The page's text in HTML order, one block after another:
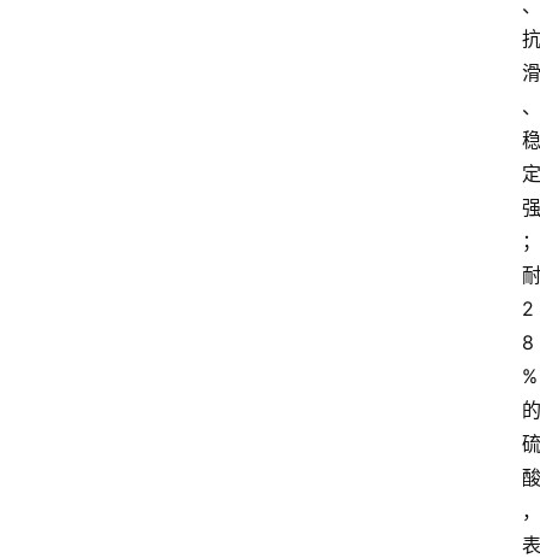
、
抗
滑
、
稳
定
强
；
耐
2
8
%
的
硫
酸
，
表